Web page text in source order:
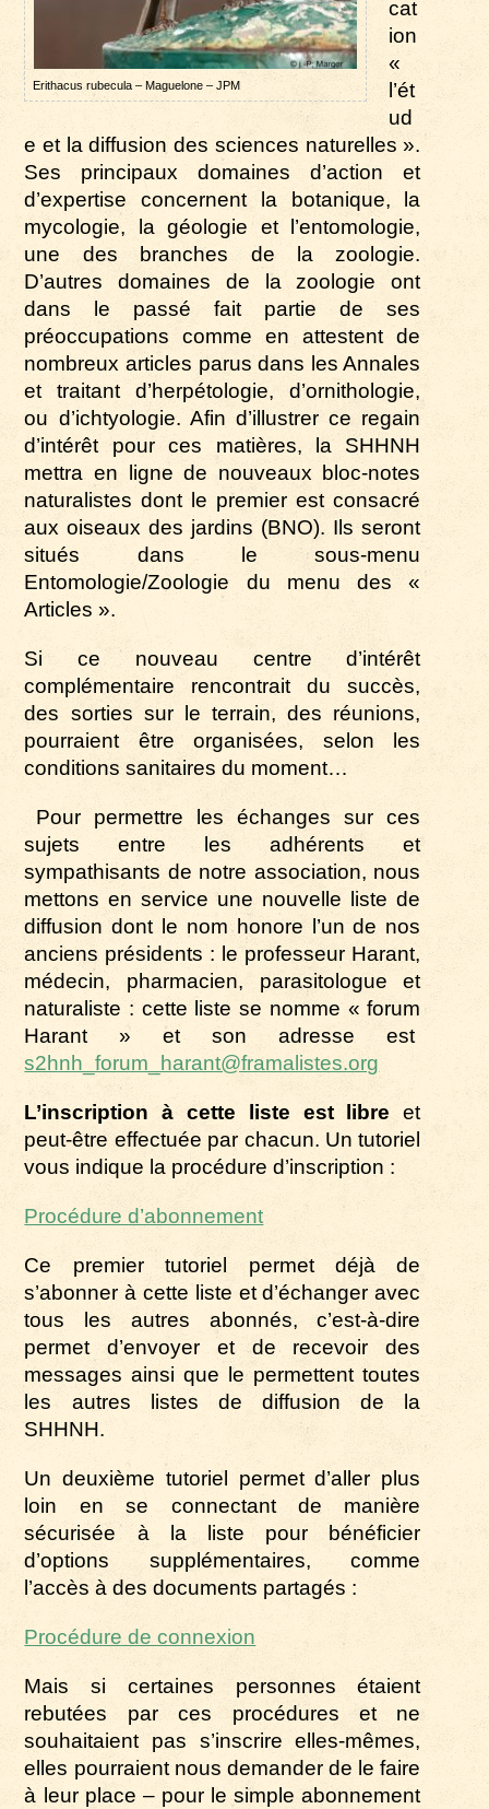
Erithacus rubecula – Maguelone – JPM
cat
ion
«
l’ét
ud
e et la diffusion des sciences naturelles ».
Ses principaux domaines d’action et
d’expertise concernent la botanique, la
mycologie, la géologie et l’entomologie,
une des branches de la zoologie.
D’autres domaines de la zoologieont
dans le passé fait partie de ses
préoccupations comme en attestent de
nombreux articles parus dans les Annales
et traitant d’herpétologie, d’ornithologie,
ou d’ichtyologie. Afin d’illustrer ce regain
d’intérêt pour ces matières, la SHHNH
mettra en ligne de nouveaux bloc-notes
naturalistes dont le premier est consacré
aux oiseaux des jardins (BNO). Ils seront
situés dans le sous-menu
Entomologie/Zoologie du menu des «
Articles ».
Si ce nouveau centre d’intérêt
complémentaire rencontrait du succès,
des sorties sur le terrain, des réunions,
pourraient être organisées, selon les
conditions sanitaires du moment…
Pour permettre les échanges sur ces
sujets entre les adhérents et
sympathisants de notre association, nous
mettons en service une nouvelle liste de
diffusion dont le nom honore l’un de nos
anciens présidents : le professeur Harant,
médecin, pharmacien, parasitologue et
naturaliste : cette liste se nomme « forum
Harant » et son adresse est
s2hnh_forum_harant@framalistes.org
L’inscription à cette liste est libre et
peut-être effectuée par chacun. Un tutoriel
vous indique la procédure d’inscription :
Procédure d’abonnement
Ce premier tutoriel permet déjà de
s’abonner à cette liste et d’échanger avec
tous les autres abonnés, c’est-à-dire
permet d’envoyer et de recevoir des
messages ainsi que le permettent toutes
les autres listes de diffusion de la
SHHNH.
Un deuxième tutoriel permet d’aller plus
loin en se connectant de manière
sécurisée à la liste pour bénéficier
d’options supplémentaires, comme
l’accès à des documents partagés :
Procédure de connexion
Mais si certaines personnes étaient
rebutées par ces procédures et ne
souhaitaient pas s’inscrire elles-mêmes,
elles pourraient nous demander de le faire
à leur place ­– pour le simple abonnement